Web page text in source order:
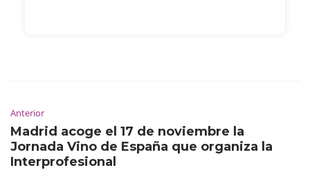
Anterior
Madrid acoge el 17 de noviembre la
Jornada Vino de España que organiza la
Interprofesional